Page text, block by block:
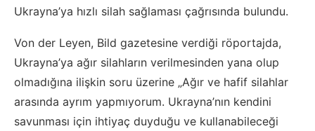
Ukrayna’ya hızlı silah sağlaması çağrısında bulundu.
Von der Leyen, Bild gazetesine verdiği röportajda,
Ukrayna’ya ağır silahların verilmesinden yana olup
olmadığına ilişkin soru üzerine „Ağır ve hafif silahlar
arasında ayrım yapmıyorum. Ukrayna’nın kendini
savunması için ihtiyaç duyduğu ve kullanabileceği